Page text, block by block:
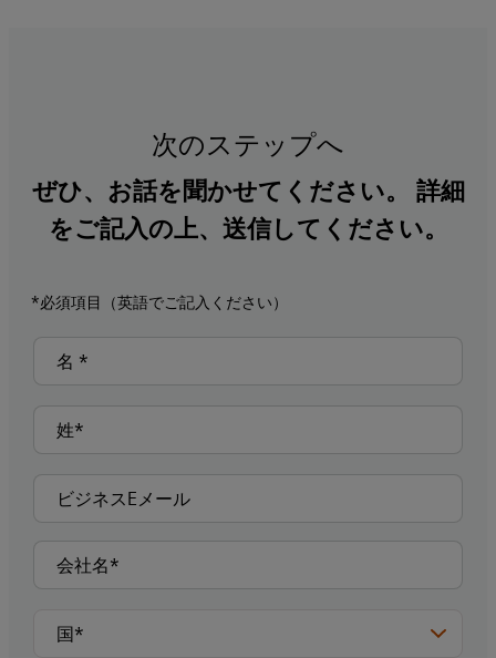
次のステップへ
ぜひ、お話を聞かせてください。 詳細
をご記入の上、送信してください。
*必須項目（英語でご記入ください）